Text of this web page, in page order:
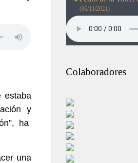
estaba
y
ha
una
(06/11/2021)
Colaboradores